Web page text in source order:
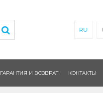
RU
ГАРАНТИЯ И ВОЗВРАТ КОНТАКТЫ